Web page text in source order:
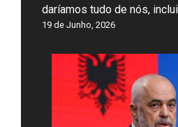
daríamos tudo de nós,
19 de Junho, 2026